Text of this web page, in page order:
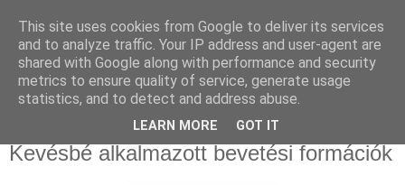
Kevésbé alkalmazott bevetési formációk
This site uses cookies from Google to deliver its services
and to analyze traffic. Your IP address and user-agent are
shared with Google along with performance and security
metrics to ensure quality of service, generate usage
statistics, and to detect and address abuse.
LEARN MORE GOT IT